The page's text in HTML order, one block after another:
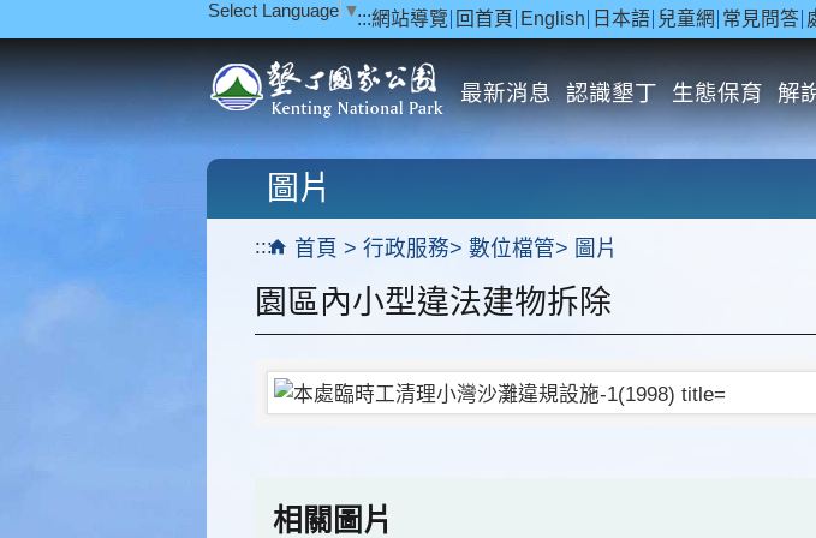
:::網站導覽 回首頁 English 日本語 兒童網 常見問答
Select Language ▼
最新消息 認識墾丁 生態保育 解
::: 首頁 行政服務 數位檔管 圖片
圖片
園區內小型違法建物拆除
相關圖片